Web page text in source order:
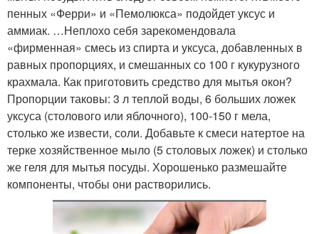
пенных «Ферри» и «Пемолюкса» подойдет уксус и
аммиак. …Неплохо себя зарекомендовала
«фирменная» смесь из спирта и уксуса, добавленных в
равных пропорциях, и смешанных со 100 г кукурузного
крахмала. Как приготовить средство для мытья окон?
Пропорции таковы: 3 л теплой воды, 6 больших ложек
уксуса (столового или яблочного), 100-150 г мела,
столько же извести, соли. Добавьте к смеси натертое на
терке хозяйственное мыло (5 столовых ложек) и столько
же геля для мытья посуды. Хорошенько размешайте
компоненты, чтобы они растворились.